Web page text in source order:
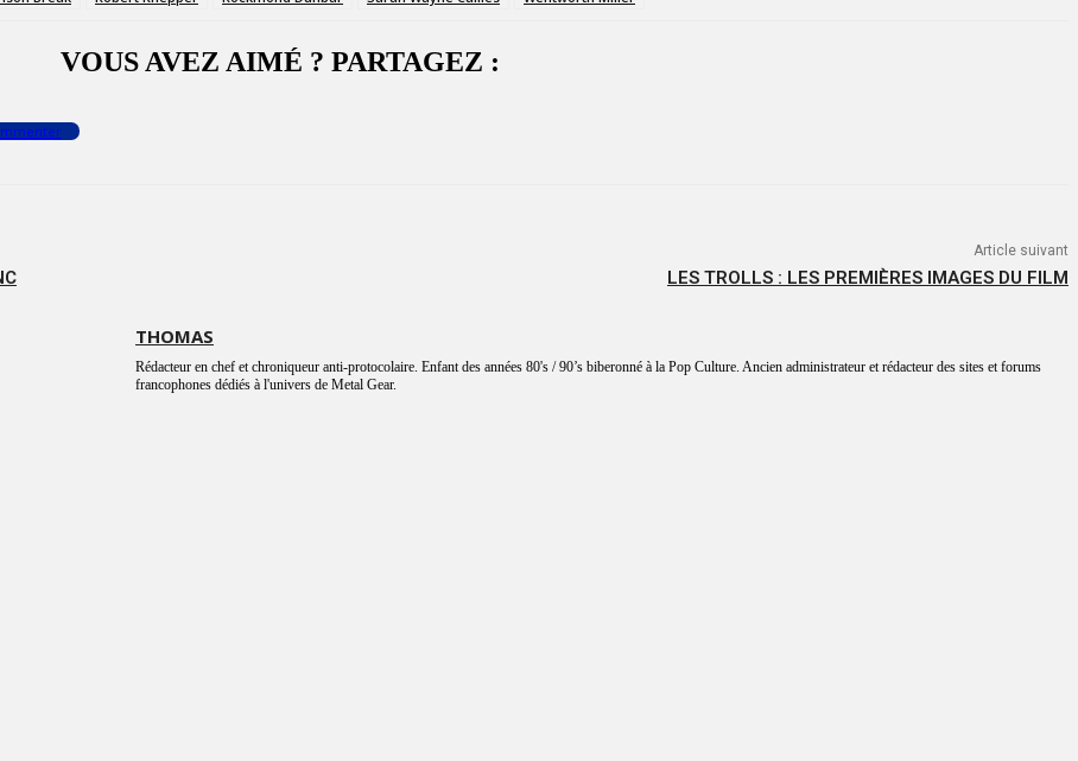
VOUS AVEZ AIMÉ ? PARTAGEZ :
Article suivant
LES TROLLS : LES PREMIÈRES IMAGES DU FILM
THOMAS
Rédacteur en chef et chroniqueur anti-protocolaire. Enfant des années 80's / 90’s biberonné à la Pop Culture. Ancien administrateur et rédacteur des sites et forums
francophones dédiés à l'univers de Metal Gear.